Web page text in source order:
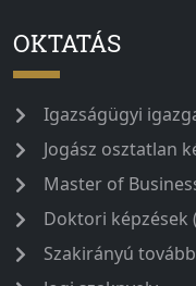
OKTATÁS
Igazságügyi
Jogász osztatlan
Master of
Doktori képzések
Szakirányú